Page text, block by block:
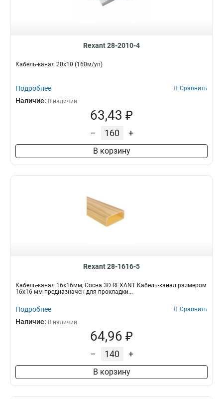
Rexant 28-2010-4
Кабель-канал 20х10 (160м/уп)
Подробнее Сравнить
Наличие: В наличии
63,43 ₽
– +
В корзину
Rexant 28-1616-5
Кабель-канал 16х16мм, Сосна 3D REXANT Кабель-канал размером
16х16 мм предназначен для прокладки...
Подробнее Сравнить
Наличие: В наличии
64,96 ₽
– +
В корзину